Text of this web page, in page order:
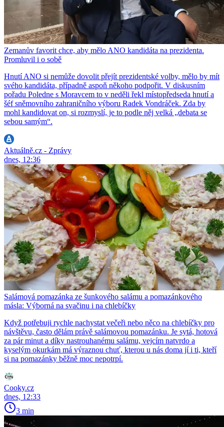
Zemanův favorit chce, aby mělo ANO kandidáta na prezidenta.
Promluvil i o sobě
Hnutí ANO si nemůže dovolit přejít prezidentské volby, mělo by mít
svého kandidáta, případně aspoň někoho podpořit. V diskusním
pořadu Poledne s Moravcem to v neděli řekl místopředseda hnutí a
šéf sněmovního zahraničního výboru Radek Vondráček. Zda by
mohl kandidovat on, si rozmyslí, je to podle něj velká „debata se
sebou samým“.
Aktuálně.cz - Zprávy
dnes, 12:36
Salámová pomazánka ze šunkového salámu a pomazánkového
másla: Výborná na svačinu i na chlebíčky
Když potřebuji rychle nachystat večeři nebo něco na chlebíčky pro
návštěvu, často dělám právě salámovou pomazánku. Je sytá, hotová
za pár minut a díky nastrouhanému salámu, vejcím natvrdo a
kyselým okurkám má výraznou chuť, kterou u nás doma jí i ti, kteří
si na pomazánky běžně moc nepotrpí.
Cooky.cz
dnes, 12:33
3 min